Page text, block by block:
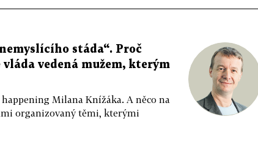
stáda“. Proč
vedená mužem, kterým
Milana Knížáka. A něco na
organizovaný těmi, kterými